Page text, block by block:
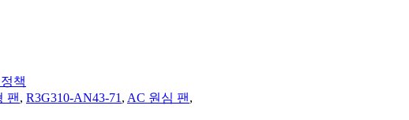
책
팬 , R3G310-AN43-71 , AC 원심 팬 ,